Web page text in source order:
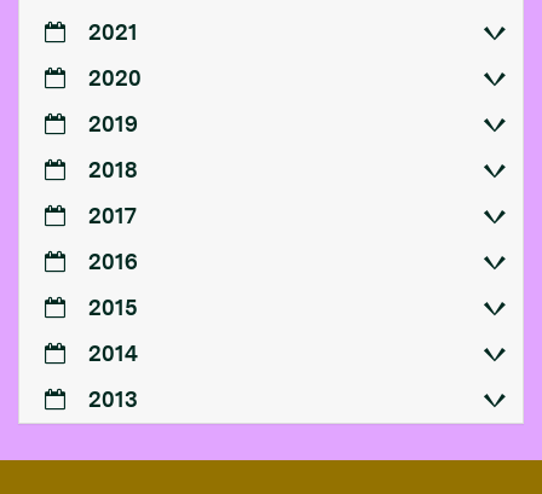
2021
2020
2019
2018
2017
2016
2015
2014
2013